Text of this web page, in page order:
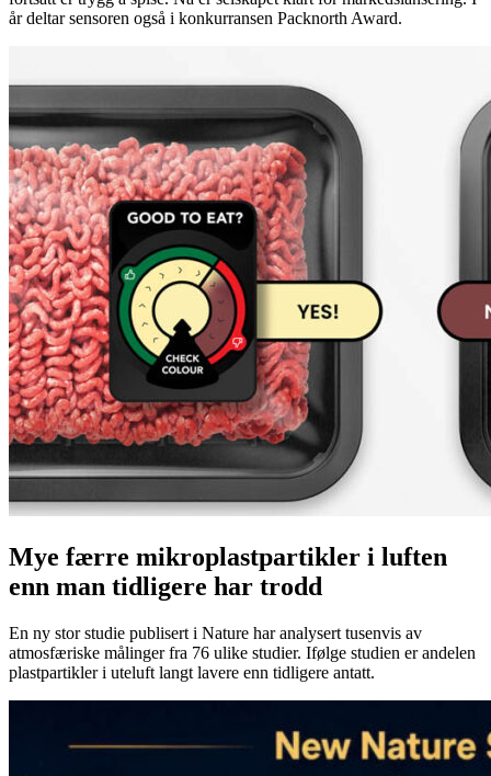
år deltar sensoren også i konkurransen Packnorth Award.
Mye færre mikroplastpartikler i luften
enn man tidligere har trodd
En ny stor studie publisert i Nature har analysert tusenvis av
atmosfæriske målinger fra 76 ulike studier. Ifølge studien er andelen
plastpartikler i uteluft langt lavere enn tidligere antatt.